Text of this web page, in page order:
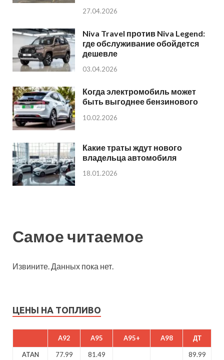
27.04.2026
Niva Travel против Niva Legend:
где обслуживание обойдется
дешевле
03.04.2026
Когда электромобиль может
быть выгоднее бензинового
10.02.2026
Какие траты ждут нового
владельца автомобиля
18.01.2026
Самое читаемое
Извините. Данных пока нет.
ЦЕНЫ НА ТОПЛИВО
A92 A95 A95+ A98 ДТ
ATAN 77.99 81.49
89.99